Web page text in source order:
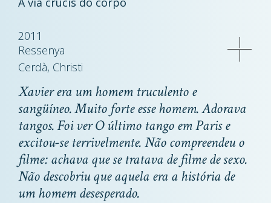
2011
Ressenya
Cerdà, Christi
Xavier era um homem truculento e
sangüíneo. Muito forte esse homem. Adorava
tangos. Foi verO último tango em Parise
excitou-se terrivelmente. Não compreendeu o
filme: achava que se tratava de filme de sexo.
Não descobriu que aquela era a história de
um homem desesperado.